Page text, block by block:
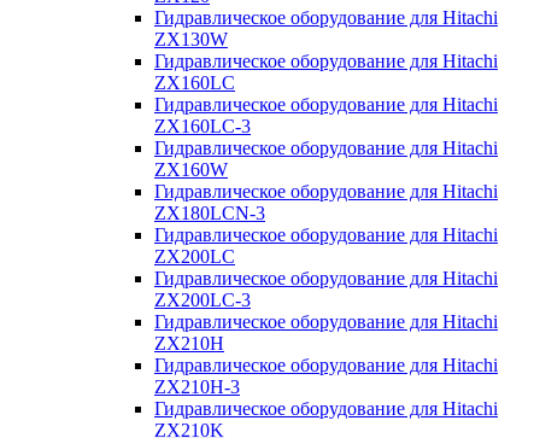
Гидравлическое оборудование для Hitachi
ZX130W
Гидравлическое оборудование для Hitachi
ZX160LC
Гидравлическое оборудование для Hitachi
ZX160LC-3
Гидравлическое оборудование для Hitachi
ZX160W
Гидравлическое оборудование для Hitachi
ZX180LCN-3
Гидравлическое оборудование для Hitachi
ZX200LC
Гидравлическое оборудование для Hitachi
ZX200LC-3
Гидравлическое оборудование для Hitachi
ZX210H
Гидравлическое оборудование для Hitachi
ZX210H-3
Гидравлическое оборудование для Hitachi
ZX210K